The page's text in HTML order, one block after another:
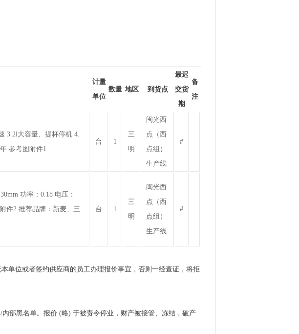
计量
单位
数量 地区 到货点
最迟
交货
期
备
注
3.2l大容量、提杯停机 4.
参考图附件1
台 1
三
明
闽光西
点（西
点组）
生产线
#
功率：0.18 电压：
件2 推荐品牌：新麦、三
台 1
三
明
闽光西
点（西
点组）
生产线
#
单位或者签约供应商的员工办理报价事宜，否则一经查证，将拒
部黑名单。报价 (略) 于被责令停业，财产被接管、冻结，破产